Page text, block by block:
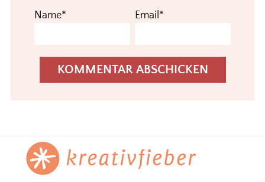
Name* Email*
Footer